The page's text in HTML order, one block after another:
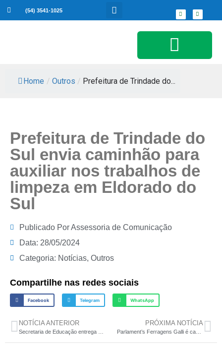
(54) 3541-1025
Home / Outros / Prefeitura de Trindade do...
Prefeitura de Trindade do
Sul envia caminhão para
auxiliar nos trabalhos de
limpeza em Eldorado do
Sul
Publicado PorAssessoria de Comunicação
Data: 28/05/2024
Categoria: Notícias, Outros
Compartilhe nas redes sociais
Facebook Telegram WhatsApp
NOTÍCIA ANTERIOR PRÓXIMA NOTÍCIA